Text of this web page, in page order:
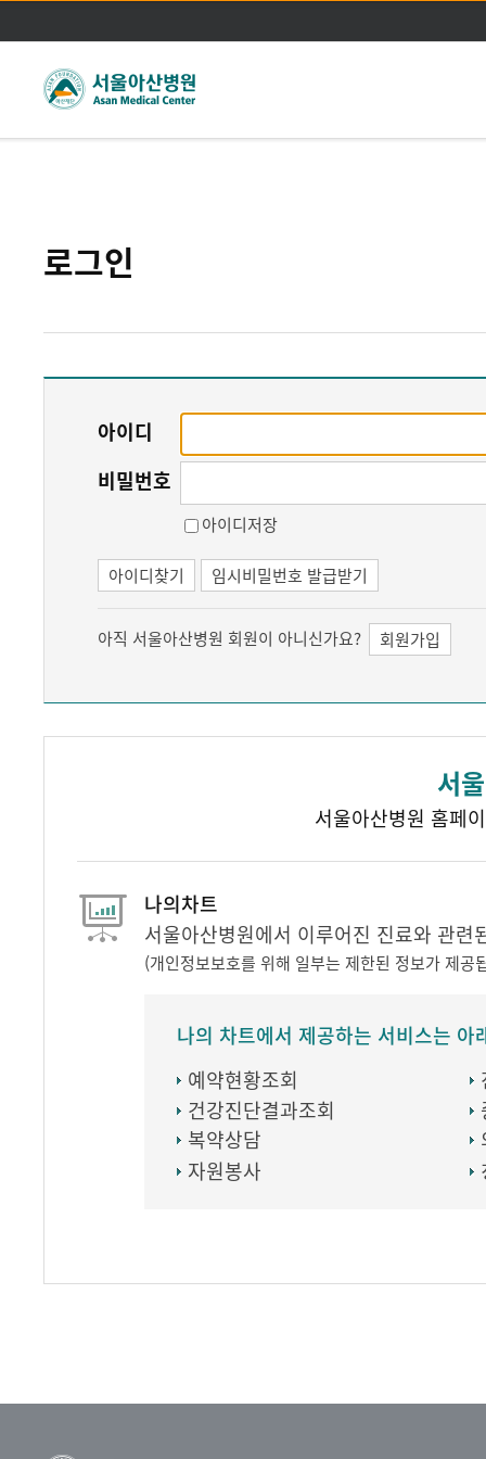
주메뉴바로가기
본문바로가기
로그인
아이디
비밀번호
아이디저장
아이디찾기 임시비밀번호 발급받기
아직 서울아산병원 회원이 아니신가요? 회원가입
서
서울아산병원 홈페
나의차트
서울아산병원에서 이루어진 진료와 관
(개인정보보호를 위해 일부는 제한된 정보가 제공
나의 차트에서 제공하는 서비스는 아
예약현황조회
건강진단결과조회
복약상담
자원봉사